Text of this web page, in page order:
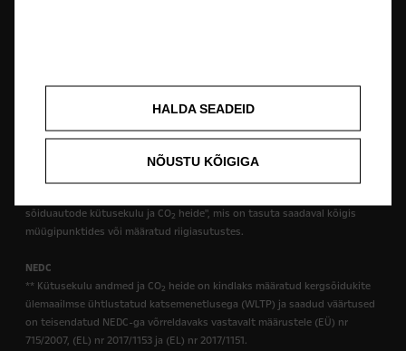
ülemaailmse ühtlustatud katsemenetlusega (WLTP) vastavalt määrustele
(EÜ) nr 715/2007 ja (EL) nr 2017/1151 (kohaldatavad versioonid). Väärtused
sõiduautode kütusekulu ja CO2 heide", mis on tasuta saadaval kõigis
müügipunktides või määratud riigiasutustes.
NEDC
** Kütusekulu andmed ja CO2 heide on kindlaks määratud kergsõidukite
ülemaailmse ühtlustatud katsemenetlusega (WLTP) ja saadud väärtused
on teisendatud NEDC-ga võrreldavaks vastavalt määrustele (EÜ) nr
715/2007, (EL) nr 2017/1153 ja (EL) nr 2017/1151.
HALDA SEADEID
NÕUSTU KÕIGIGA